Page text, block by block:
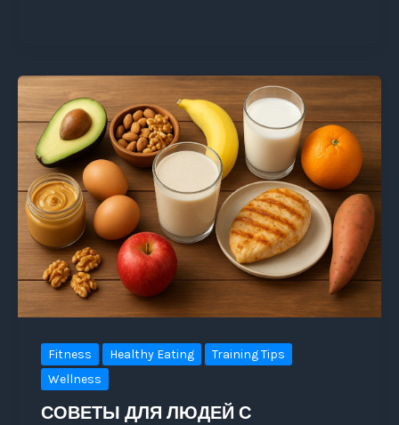
Fitness Healthy Eating
Training Tips
Wellness
СОВЕТЫ ДЛЯ ЛЮДЕЙ С